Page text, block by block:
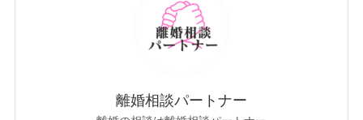
離婚相談パートナー